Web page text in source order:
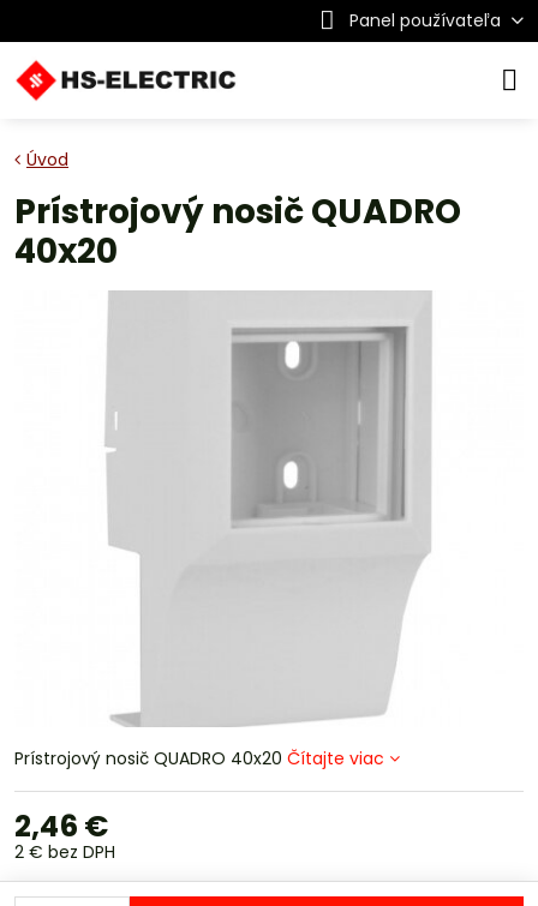
Panel používateľa
Úvod
Prístrojový nosič QUADRO
40x20
Prístrojový nosič QUADRO 40x20 Čítajte viac
2,46 €
2 € bez DPH